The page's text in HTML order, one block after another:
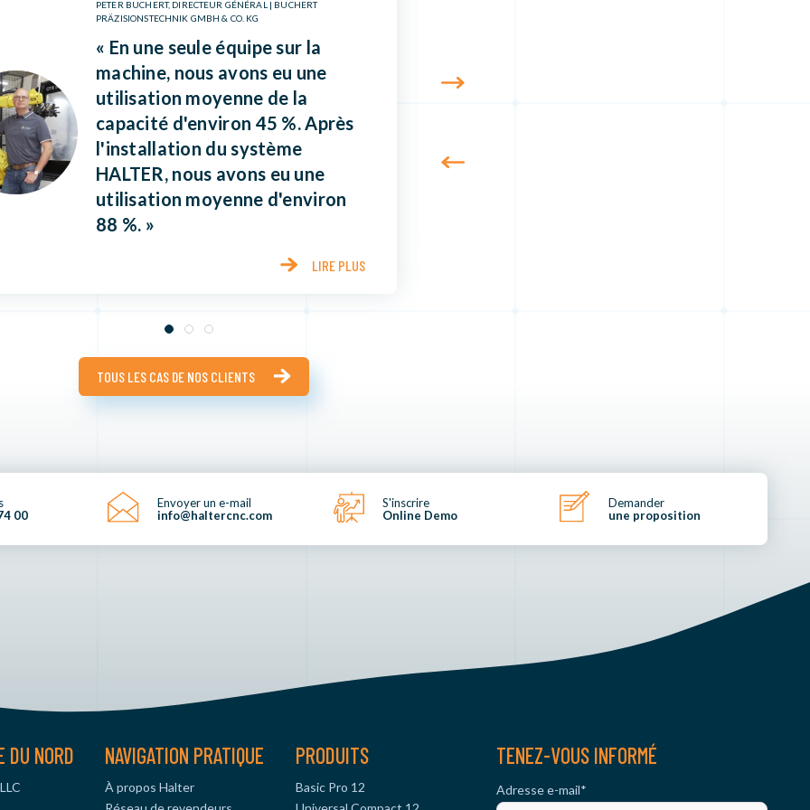
PETER BUCHERT, DIRECTEUR GÉNÉRAL | BUCHERT
PRÄZISIONSTECHNIK GMBH & CO. KG
« En une seule équipe sur la
machine, nous avons eu une
utilisation moyenne de la
capacité d'environ 45 %. Après
l'installation du système
HALTER, nous avons eu une
utilisation moyenne d'environ
88 %. »
LIRE PLUS
TOUS LES CAS DE NOS CLIENTS
00
Envoyer un e-mail
info@haltercnc.com
S'inscrire
Online Demo
Demander
une proposition
DU NORD NAVIGATION PRATIQUE
À propos Halter
PRODUITS
Basic Pro 12
TENEZ-VOUS INFORMÉ
Adresse e-mail*